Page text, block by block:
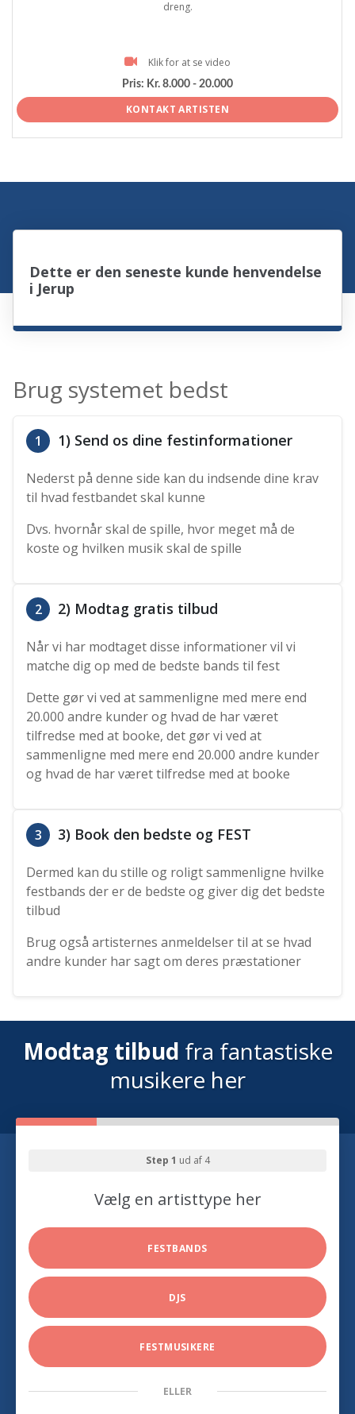
dreng.
Klik for at se video
Pris: Kr. 8.000 - 20.000
KONTAKT ARTISTEN
Dette er den seneste kunde henvendelse
i Jerup
Brug systemet bedst
1 1) Send os dine festinformationer
Nederst på denne side kan du indsende dine krav
til hvad festbandet skal kunne
Dvs. hvornår skal de spille, hvor meget må de
koste og hvilken musik skal de spille
2 2) Modtag gratis tilbud
Når vi har modtaget disse informationer vil vi
matche dig op med de bedste bands til fest
Dette gør vi ved at sammenligne med mere end
20.000 andre kunder og hvad de har været
tilfredse med at booke, det gør vi ved at
sammenligne med mere end 20.000 andre kunder
og hvad de har været tilfredse med at booke
3 3) Book den bedste og FEST
Dermed kan du stille og roligt sammenligne hvilke
festbands der er de bedste og giver dig det bedste
tilbud
Brug også artisternes anmeldelser til at se hvad
andre kunder har sagt om deres præstationer
Modtag tilbud fra fantastiske
musikere her
Step 1 ud af 4
Vælg en artisttype her
FESTBANDS
DJS
FESTMUSIKERE
ELLER